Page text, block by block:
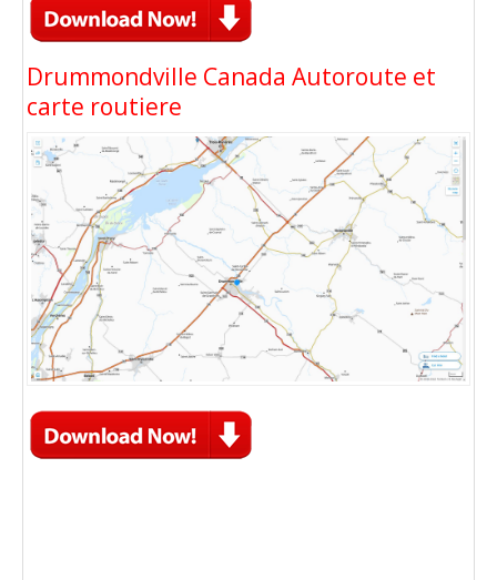
Drummondville Canada Autoroute et
carte routiere